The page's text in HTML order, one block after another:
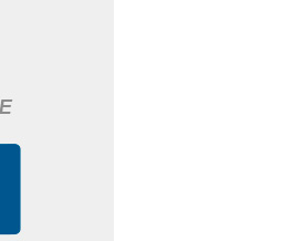
salle,
de